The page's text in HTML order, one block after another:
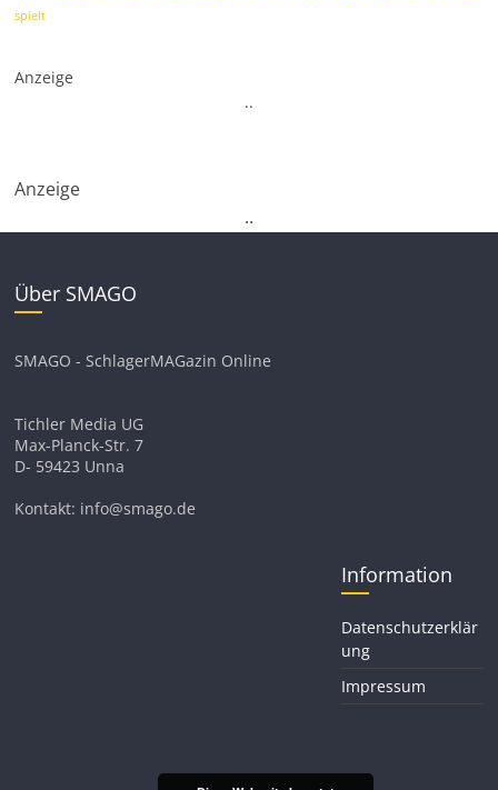
spielt
Anzeige
..
Anzeige
..
Über SMAGO
SMAGO - SchlagerMAGazin Online
Tichler Media UG
Max-Planck-Str. 7
D- 59423 Unna
Kontakt: info@smago.de
Information
Datenschutzerklär
ung
Impressum